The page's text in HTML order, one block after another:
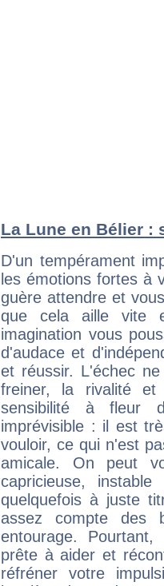
La Lune en Bélier :
D'un tempérament
les émotions fortes à
guère attendre et
que cela aille vite
imagination vous
d'audace et
et réussir. L'échec
freiner, la rivalité et
sensibilité à fleur
imprévisible : il est
vouloir, ce qui n'est
amicale. On peut
capricieuse,
quelquefois à juste
assez compte des
entourage.
prête à aider et
réfréner votre